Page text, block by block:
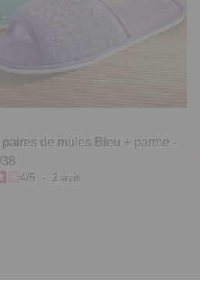
paires de mules Bleu + parme -
4/5 - 2 avis